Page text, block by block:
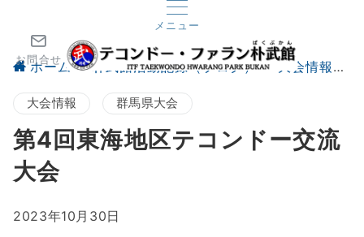
メニュー
お問合せ
ホーム 朴武館活動記録（ブログ） 大会情報
大会情報 群馬県大会
第4回東海地区テコンドー交流
大会
2023年10月30日